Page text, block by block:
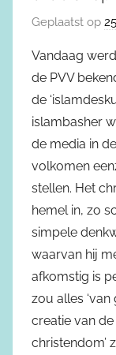
Geplaatst op
Vandaag
de PVV
de
islambasher
de media in
volkomen
stellen. Het
hemel in, zo
simpele
waarvan hij
afkomstig is
zou alles
creatie van
christendom’